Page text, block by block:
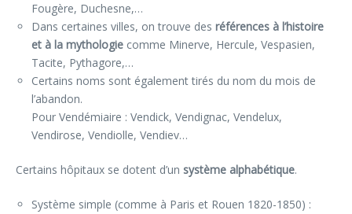
Fougère, Duchesne,…
Dans certaines villes, on trouve des références à l’histoire
et à la mythologie comme Minerve, Hercule, Vespasien,
Tacite, Pythagore,…
Certains noms sont également tirés du nom du mois de
l’abandon.
Pour Vendémiaire : Vendick, Vendignac, Vendelux,
Vendirose, Vendiolle, Vendiev…
Certains hôpitaux se dotent d’un système alphabétique.
Système simple (comme à Paris et Rouen 1820-1850) :